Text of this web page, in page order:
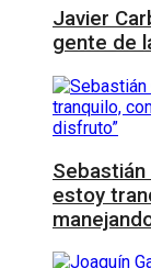
Javier
gente de
Sebastián
estoy